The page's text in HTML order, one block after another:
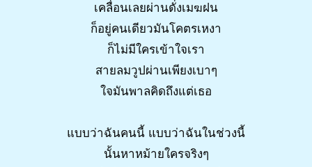
เคลื่อนเลยผ่านดั่งเมฆฝน
ก็อยู่คนเดียวมันโคตรเหงา
ก็ไม่มีใครเข้าใจเรา
สายลมวูปผ่านเพียงเบาๆ
ใจมันพาลคิดถึงแต่เธอ
แบบว่าฉันคนนี้ แบบว่าฉันในช่วงนี้
นั้นหาหม้ายใครจริงๆ